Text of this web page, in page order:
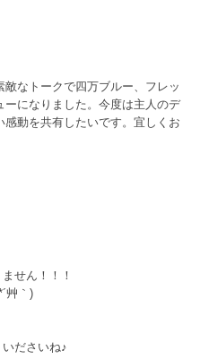
なトークで四万ブルー、フレッ
になりました。今度は主人のデ
動を共有したいです。宜しくお
せん！！！
艸｀)
ださいね♪